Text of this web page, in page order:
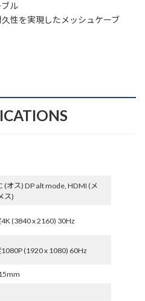
ル
性を実現したメッシュケーブ
(オス) DP alt mode, HDMI (メ
ス)
(3840 x 2160) 30Hz
(1920 x 1080) 60Hz